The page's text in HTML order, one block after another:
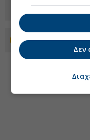
Προσθέστε το
Δεν